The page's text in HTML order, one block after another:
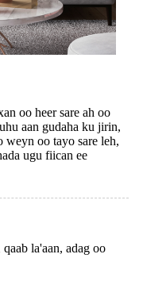
oo heer sare ah oo
aan gudaha ku jirin,
weyn oo tayo sare leh,
ugu fiican ee
la'aan, adag oo